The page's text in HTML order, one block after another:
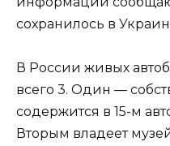
сохранилось в
В России живых
всего 3. Один —
содержится в 15-м
Вторым владеет